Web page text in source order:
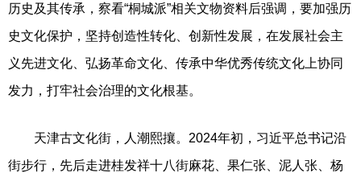
历史及其传承，察看“桐城派”相关文物资料后强调，要加强历
史文化保护，坚持创造性转化、创新性发展，在发展社会主
义先进文化、弘扬革命文化、传承中华优秀传统文化上协同
发力，打牢社会治理的文化根基。
天津古文化街，人潮熙攘。2024年初，习近平总书记沿
街步行，先后走进桂发祥十八街麻花、果仁张、泥人张、杨